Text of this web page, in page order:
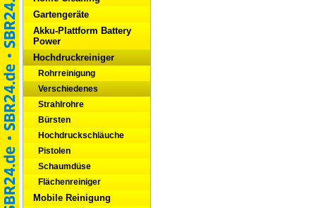
Gartengeräte
Akku-Plattform Battery
Power
Hochdruckreiniger
Rohrreinigung
Verschiedenes
Strahlrohre
Bürsten
Hochdruckschläuche
Pistolen
Schaumdüse
Flächenreiniger
Mobile Reinigung